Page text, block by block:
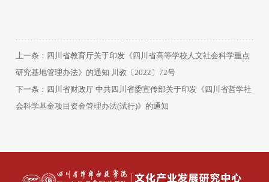
上一条： 四川省教育厅关于印发《四川省高等学校人文社会科学重点
研究基地管理办法》的通知 川教〔2022〕72号
下一条： 四川省财政厅 中共四川省委宣传部关于印发《四川省哲学社
会科学基金项目资金管理办法(试行)》的通知